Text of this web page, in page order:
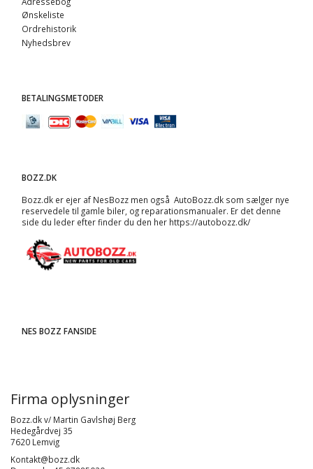
Ønskeliste
Ordrehistorik
Nyhedsbrev
BETALINGSMETODER
BOZZ.DK
Bozz.dk er ejer af NesBozz men også AutoBozz.dk som sælger nye
reservedele til gamle biler, og reparationsmanualer. Er det denne
side du leder efter finder du den her https://autobozz.dk/
NES BOZZ FANSIDE
Firma oplysninger
Bozz.dk v/ Martin Gavlshøj Berg
Hedegårdvej 35
7620 Lemvig
Kontakt@bozz.dk